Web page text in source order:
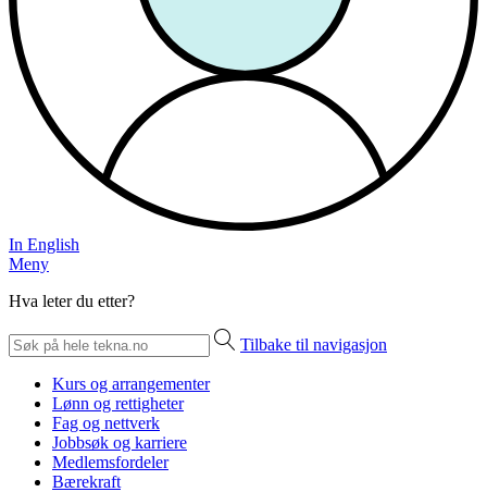
In English
Meny
Hva leter du etter?
Tilbake til navigasjon
Kurs og arrangementer
Lønn og rettigheter
Fag og nettverk
Jobbsøk og karriere
Medlemsfordeler
Bærekraft